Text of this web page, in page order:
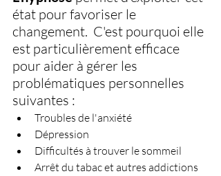
état pour favoriser le
changement.  C'est pourquoi elle
est particulièrement efficace
pour aider à gérer les
problématiques personnelles
suivantes :
Troubles de l'anxiété
Dépression
Difficultés à trouver le sommeil
Arrêt du tabac et autres addictions